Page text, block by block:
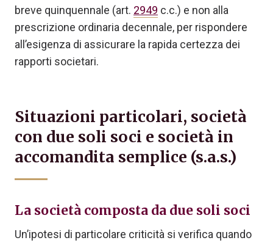
breve quinquennale (art. 2949 c.c.) e non alla
prescrizione ordinaria decennale, per rispondere
all’esigenza di assicurare la rapida certezza dei
rapporti societari.
Situazioni particolari, società
con due soli soci e società in
accomandita semplice (s.a.s.)
La società composta da due soli soci
Un’ipotesi di particolare criticità si verifica quando